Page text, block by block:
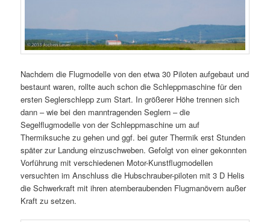
Nachdem die Flugmodelle von den etwa 30 Piloten aufgebaut und
bestaunt waren, rollte auch schon die Schleppmaschine für den
ersten Seglerschlepp zum Start. In größerer Höhe trennen sich
dann – wie bei den manntragenden Seglern – die
Segelflugmodelle von der Schleppmaschine um auf
Thermiksuche zu gehen und ggf. bei guter Thermik erst Stunden
später zur Landung einzuschweben. Gefolgt von einer gekonnten
Vorführung mit verschiedenen Motor-Kunstflugmodellen
versuchten im Anschluss die Hubschrauber-piloten mit 3 D Helis
die Schwerkraft mit ihren atemberaubenden Flugmanövern außer
Kraft zu setzen.